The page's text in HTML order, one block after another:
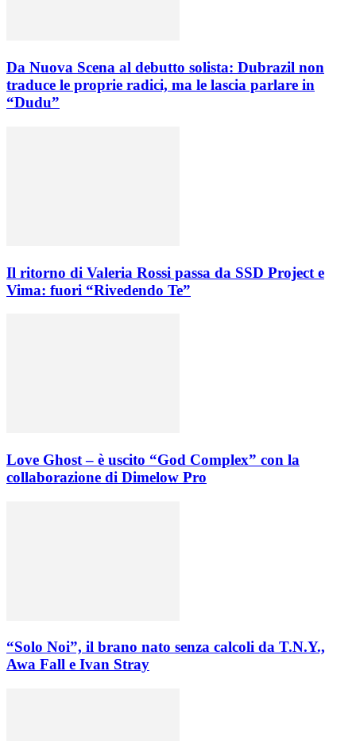
Da Nuova Scena al debutto solista: Dubrazil non
traduce le proprie radici, ma le lascia parlare in
“Dudu”
Il ritorno di Valeria Rossi passa da SSD Project e
Vima: fuori “Rivedendo Te”
Love Ghost – è uscito “God Complex” con la
collaborazione di Dimelow Pro
“Solo Noi”, il brano nato senza calcoli da T.N.Y.,
Awa Fall e Ivan Stray